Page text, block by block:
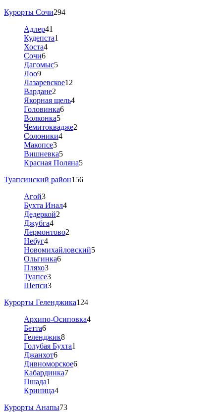
Курорты Сочи294
Адлер41
Кудепста1
Хоста4
Сочи6
Дагомыс5
Лоо9
Лазаревское12
Вардане2
Якорная щель4
Головинка6
Волконка5
Чемитоквадже2
Солоники4
Макопсе3
Вишневка5
Красная Поляна5
Туапсинский район156
Агой3
Бухта Инал4
Дедеркой2
Джубга4
Лермонтово2
Небуг4
Новомихайловский5
Ольгинка6
Пляхо3
Туапсе3
Шепси3
Курорты Геленджика124
Архипо-Осиповка4
Бетта6
Геленджик8
Голубая Бухта1
Джанхот6
Дивноморское6
Кабардинка7
Пшада1
Криница4
Курорты Анапы73